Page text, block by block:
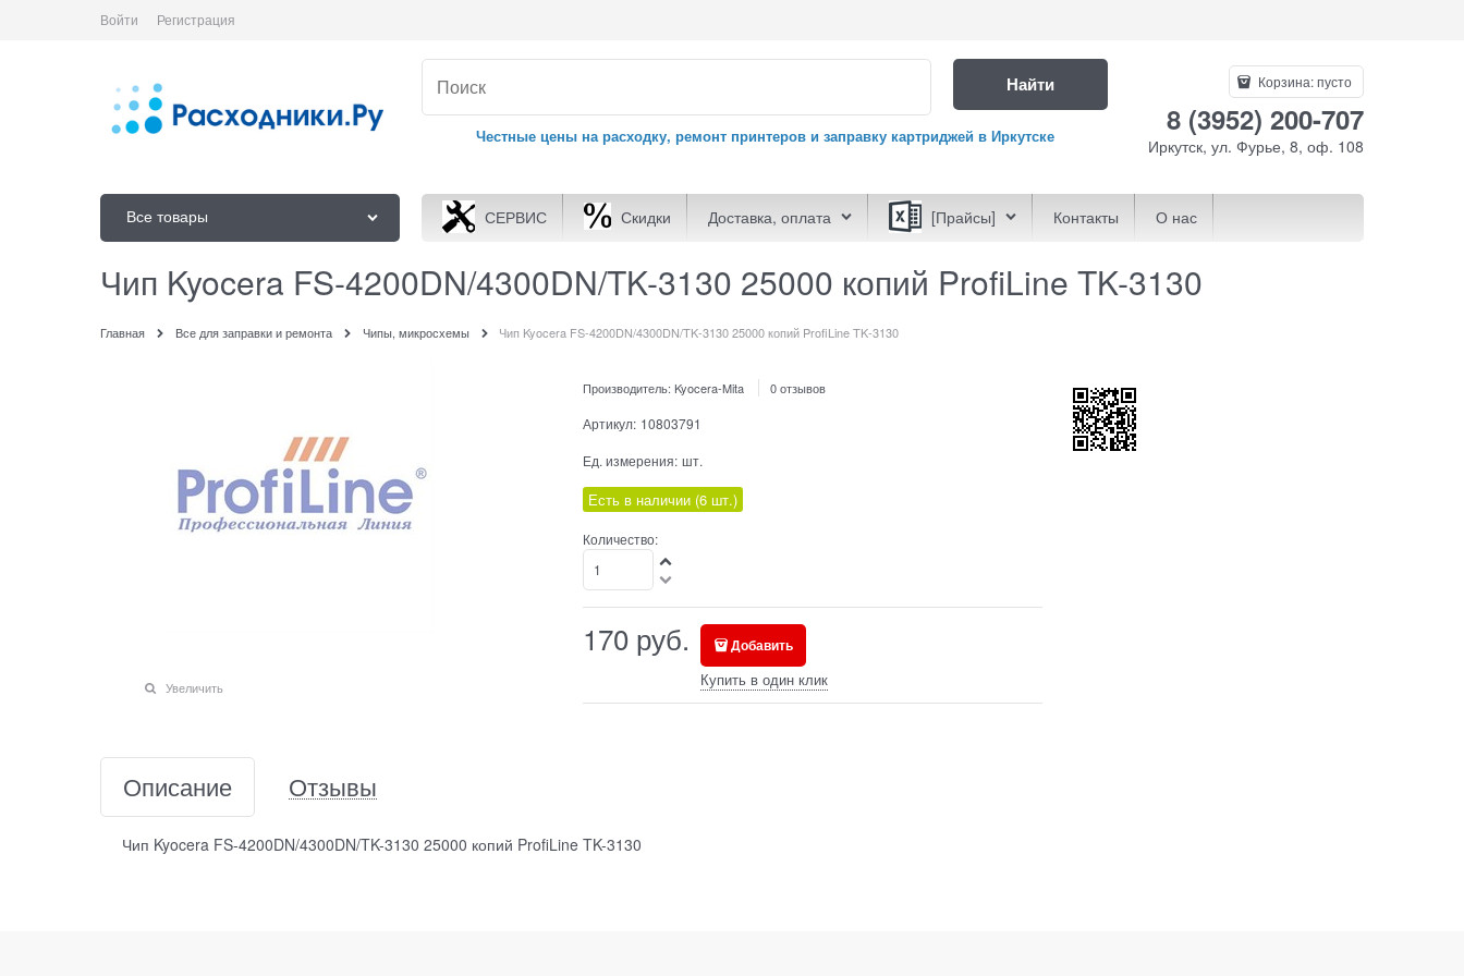
Войти Регистрация
Найти
Честные цены на расходку, ремонт принтеров и заправку картриджей в Иркутске
Корзина:пусто
8 (3952) 200-707
Иркутск, ул. Фурье, 8, оф. 108
Все товары СЕРВИС Скидки Доставка, оплата [Прайсы] Контакты О нас
Чип Kyocera FS-4200DN/4300DN/TK-3130 25000 копий ProfiLine TK-3130
Главная Все для заправки и ремонта Чипы, микросхемы Чип Kyocera FS-4200DN/4300DN/TK-3130 25000 копий ProfiLine TK-3130
Увеличить
Производитель: Kyocera-Mita 0 отзывов
Артикул: 10803791
Ед. измерения: шт.
Есть в наличии (6 шт.)
Количество:
170 руб. Добавить
Купить в один клик
Описание Отзывы
Чип Kyocera FS-4200DN/4300DN/TK-3130 25000 копий ProfiLine TK-3130